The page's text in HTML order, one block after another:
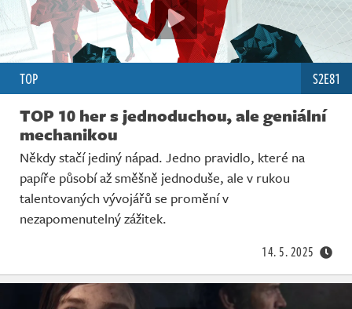
TOP S2E81
TOP 10 her s jednoduchou, ale geniální
mechanikou
Někdy stačí jediný nápad. Jedno pravidlo, které na
papíře působí až směšně jednoduše, ale v rukou
talentovaných vývojářů se promění v
nezapomenutelný zážitek.
14. 5. 2025